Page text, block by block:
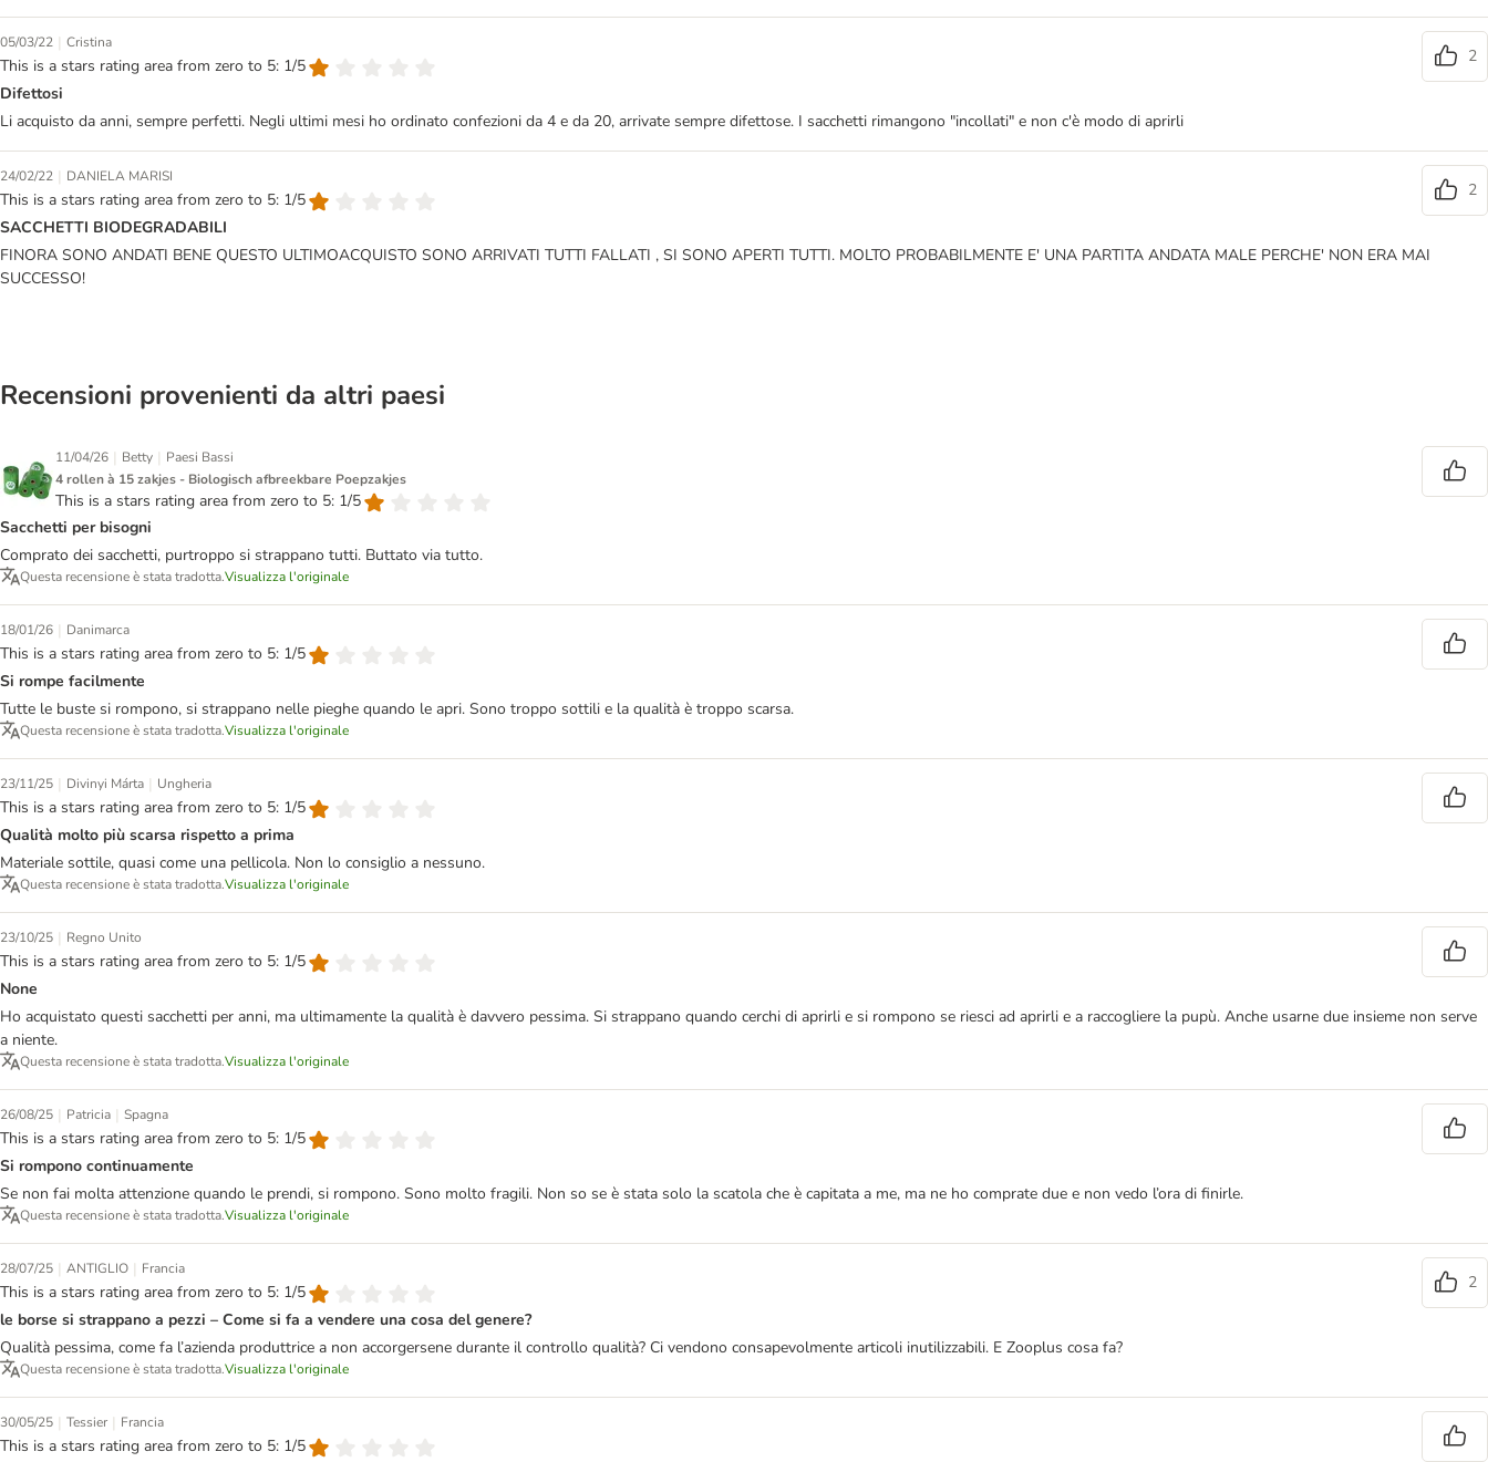
05/03/22 | Cristina
This is a stars rating area from zero to 5: 1/5
2
Difettosi
Li acquisto da anni, sempre perfetti. Negli ultimi mesi ho ordinato confezioni da 4 e da 20, arrivate sempre difettose. I sacchetti rimangono "incollati" e non c'è modo di aprirli
24/02/22 | DANIELA MARISI
This is a stars rating area from zero to 5: 1/5
2
SACCHETTI BIODEGRADABILI
FINORA SONO ANDATI BENE QUESTO ULTIMOACQUISTO SONO ARRIVATI TUTTI FALLATI , SI SONO APERTI TUTTI. MOLTO PROBABILMENTE E' UNA PARTITA ANDATA MALE PERCHE' NON ERA MAI
SUCCESSO!
Recensioni provenienti da altri paesi
11/04/26 | Betty | Paesi Bassi
4 rollen à 15 zakjes - Biologisch afbreekbare Poepzakjes
This is a stars rating area from zero to 5: 1/5
Sacchetti per bisogni
Comprato dei sacchetti, purtroppo si strappano tutti. Buttato via tutto.
Questa recensione è stata tradotta.Visualizza l'originale
18/01/26 | Danimarca
This is a stars rating area from zero to 5: 1/5
Si rompe facilmente
Tutte le buste si rompono, si strappano nelle pieghe quando le apri. Sono troppo sottili e la qualità è troppo scarsa.
Questa recensione è stata tradotta.Visualizza l'originale
23/11/25 | Divinyi Márta | Ungheria
This is a stars rating area from zero to 5: 1/5
Qualità molto più scarsa rispetto a prima
Materiale sottile, quasi come una pellicola. Non lo consiglio a nessuno.
Questa recensione è stata tradotta.Visualizza l'originale
23/10/25 | Regno Unito
This is a stars rating area from zero to 5: 1/5
None
Ho acquistato questi sacchetti per anni, ma ultimamente la qualità è davvero pessima. Si strappano quando cerchi di aprirli e si rompono se riesci ad aprirli e a raccogliere la pupù. Anche usarne due insieme non serve
a niente.
Questa recensione è stata tradotta.Visualizza l'originale
26/08/25 | Patricia | Spagna
This is a stars rating area from zero to 5: 1/5
Si rompono continuamente
Se non fai molta attenzione quando le prendi, si rompono. Sono molto fragili. Non so se è stata solo la scatola che è capitata a me, ma ne ho comprate due e non vedo l’ora di finirle.
Questa recensione è stata tradotta.Visualizza l'originale
28/07/25 | ANTIGLIO | Francia
This is a stars rating area from zero to 5: 1/5
2
le borse si strappano a pezzi – Come si fa a vendere una cosa del genere?
Qualità pessima, come fa l’azienda produttrice a non accorgersene durante il controllo qualità? Ci vendono consapevolmente articoli inutilizzabili. E Zooplus cosa fa?
Questa recensione è stata tradotta.Visualizza l'originale
30/05/25 | Tessier | Francia
This is a stars rating area from zero to 5: 1/5